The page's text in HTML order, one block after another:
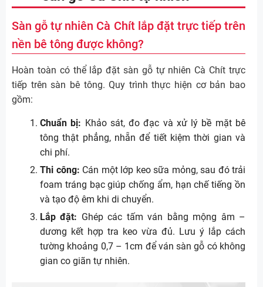
Sàn gỗ tự nhiên Cà Chít lắp đặt trực tiếp trên
nền bê tông được không?
Hoàn toàn có thể lắp đặt sàn gỗ tự nhiên Cà Chít trực
tiếp trên sàn bê tông. Quy trình thực hiện cơ bản bao
gồm:
Chuẩn bị: Khảo sát, đo đạc và xử lý bề mặt bê
tông thật phẳng, nhẵn để tiết kiệm thời gian và
chi phí.
Thi công: Cán một lớp keo sữa mỏng, sau đó trải
foam tráng bạc giúp chống ẩm, hạn chế tiếng ồn
và tạo độ êm khi di chuyển.
Lắp đặt: Ghép các tấm ván bằng mộng âm –
dương kết hợp tra keo vừa đủ. Lưu ý lắp cách
tường khoảng 0,7 – 1cm để ván sàn gỗ có không
gian co giãn tự nhiên.